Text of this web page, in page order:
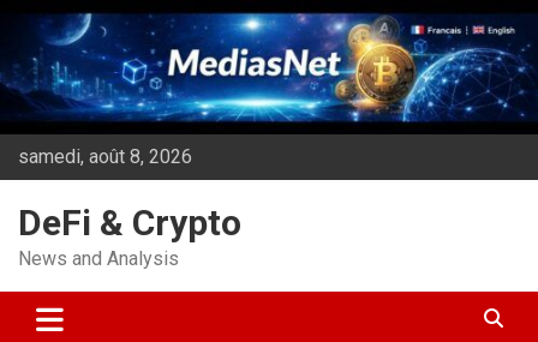
Aller
contenu
samedi, août 8, 2026
DeFi & Crypto
News and Analysis